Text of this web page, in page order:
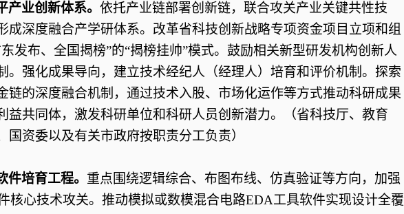
产业创新体系。 依托产业链部署创新链，联合攻关产业关键共性技
成深度融合产学研体系。改革省科技创新战略专项资金项目立项和组
东发布、全国揭榜”的“揭榜挂帅”模式。鼓励相关新型研发机构创新人
。强化成果导向，建立技术经纪人（经理人）培育和评价机制。探索
链的深度融合机制，通过技术入股、市场化运作等方式推动科研成果
益共同体，激发科研单位和科研人员创新潜力。（省科技厅、教育
国资委以及有关市政府按职责分工负责）
件培育工程。 重点围绕逻辑综合、布图布线、仿真验证等方向，加强
核心技术攻关。推动模拟或数模混合电路EDA工具软件实现设计全覆